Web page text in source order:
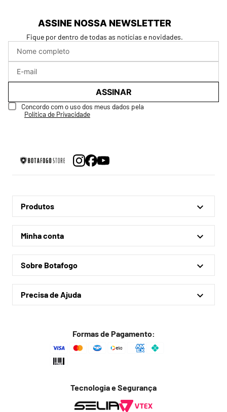
ASSINE NOSSA NEWSLETTER
Fique por dentro de todas as notícias e novidades.
ASSINAR
Concordo com o uso dos meus dados pela
Política de Privacidade
Produtos
Linha Oficial
Treino e Viagem
Coleções
Minha conta
Minha conta
Meus pedidos
Sobre Botafogo
Quem somos
Lojas físicas
Precisa de Ajuda
Trocas e devoluções
Formas de Pagamento:
Tecnologia e Segurança